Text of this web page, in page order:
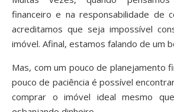
financeiro e na responsabilidade de
acreditamos que seja impossível
imóvel. Afinal, estamos falando de um
Mas, com um pouco de planejamento
pouco de paciência é possível
comprar o imóvel ideal mesmo